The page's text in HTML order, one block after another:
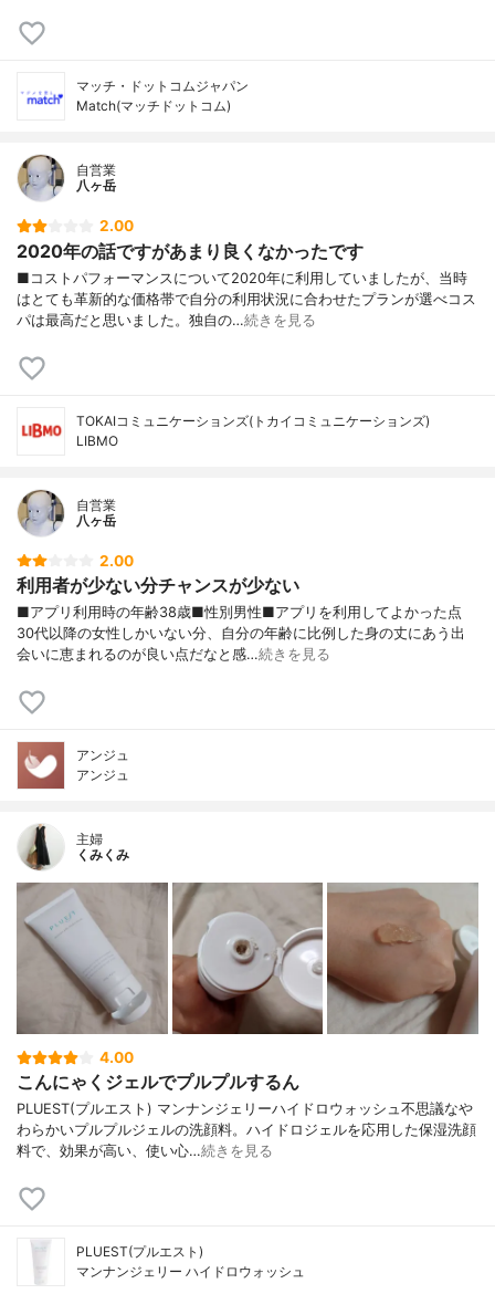
マッチ・ドットコムジャパン
Match(マッチドットコム)
自営業
八ヶ岳
2.00
2020年の話ですがあまり良くなかったです
■コストパフォーマンスについて2020年に利用していましたが、当時
はとても革新的な価格帯で自分の利用状況に合わせたプランが選べコス
パは最高だと思いました。独自の…続きを見る
TOKAIコミュニケーションズ(トカイコミュニケーションズ)
LIBMO
自営業
八ヶ岳
2.00
利用者が少ない分チャンスが少ない
■アプリ利用時の年齢38歳■性別男性■アプリを利用してよかった点
30代以降の女性しかいない分、自分の年齢に比例した身の丈にあう出
会いに恵まれるのが良い点だなと感…続きを見る
アンジュ
アンジュ
主婦
くみくみ
4.00
こんにゃくジェルでプルプルするん
PLUEST(プルエスト) マンナンジェリーハイドロウォッシュ不思議なや
わらかいプルプルジェルの洗顔料。ハイドロジェルを応用した保湿洗顔
料で、効果が高い、使い心…続きを見る
PLUEST(プルエスト)
マンナンジェリー ハイドロウォッシュ